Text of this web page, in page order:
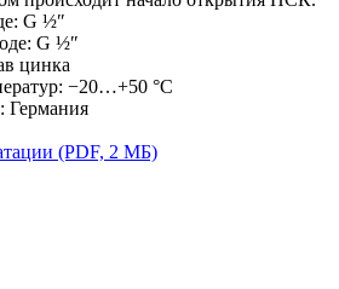
G ½″
G ½″
цинка
−20…+50 °C
Германия
(PDF, 2 MБ)